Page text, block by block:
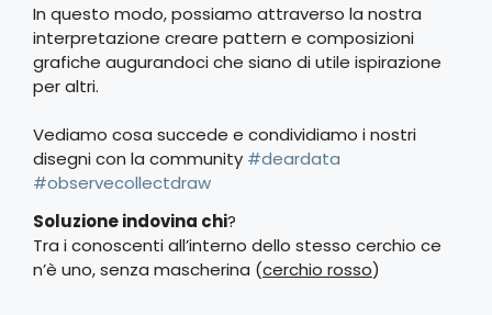
In questo modo, possiamo attraverso la nostra
interpretazione creare pattern e composizioni
grafiche augurandoci che siano di utile ispirazione
per altri.
Vediamo cosa succede e condividiamo i nostri
disegni con la community #deardata
#observecollectdraw
Soluzione indovina chi?
Tra i conoscenti all’interno dello stesso cerchio ce
n’è uno, senza mascherina (cerchio rosso)